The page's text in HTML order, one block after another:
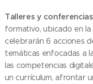
Talleres y
formativo, ubicado en
celebrarán 6 acciones
temáticas enfocadas a
las competencias
un currículum, afrontar